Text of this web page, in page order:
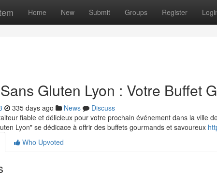
Home New Submit Groups Register
Gluten Lyon : Votre Buffet
335 days ago News
Discuss
fiable et délicieux pour votre prochain événement dans la ville
Lyon" se dédicace à offrir des buffets gourmands et savoureux
Who Upvoted